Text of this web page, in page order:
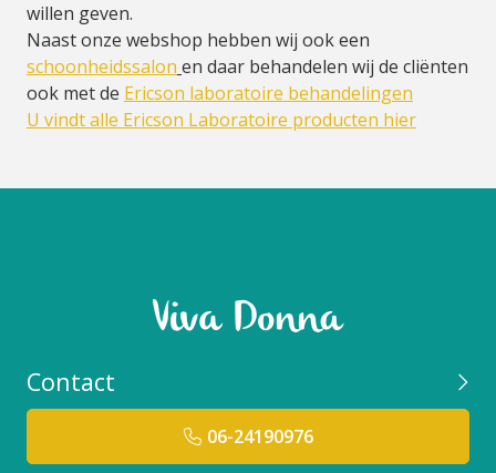
willen geven.
Naast onze webshop hebben wij ook een
schoonheidssalon en daar behandelen wij de cliënten
ook met de Ericson laboratoire behandelingen
U vindt alle Ericson Laboratoire producten hier
Contact
06-24190976